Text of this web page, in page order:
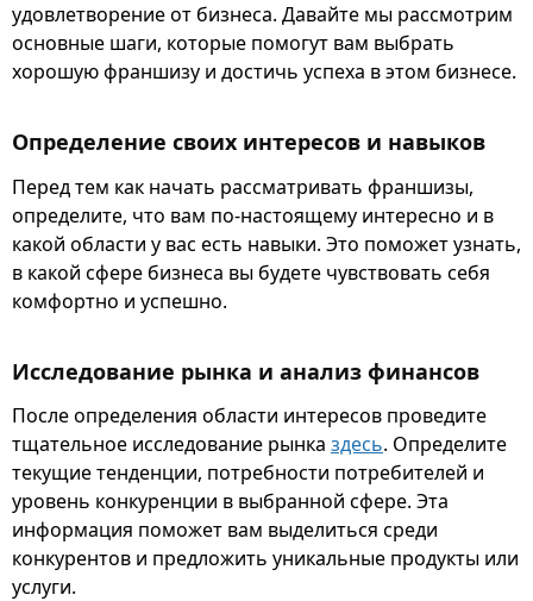
удовлетворение от бизнеса. Давайте мы рассмотрим
основные шаги, которые помогут вам выбрать
хорошую франшизу и достичь успеха в этом бизнесе.
Определение своих интересов и навыков
Перед тем как начать рассматривать франшизы,
определите, что вам по-настоящему интересно и в
какой области у вас есть навыки. Это поможет узнать,
в какой сфере бизнеса вы будете чувствовать себя
комфортно и успешно.
Исследование рынка и анализ финансов
После определения области интересов проведите
тщательное исследование рынка здесь. Определите
текущие тенденции, потребности потребителей и
уровень конкуренции в выбранной сфере. Эта
информация поможет вам выделиться среди
конкурентов и предложить уникальные продукты или
услуги.